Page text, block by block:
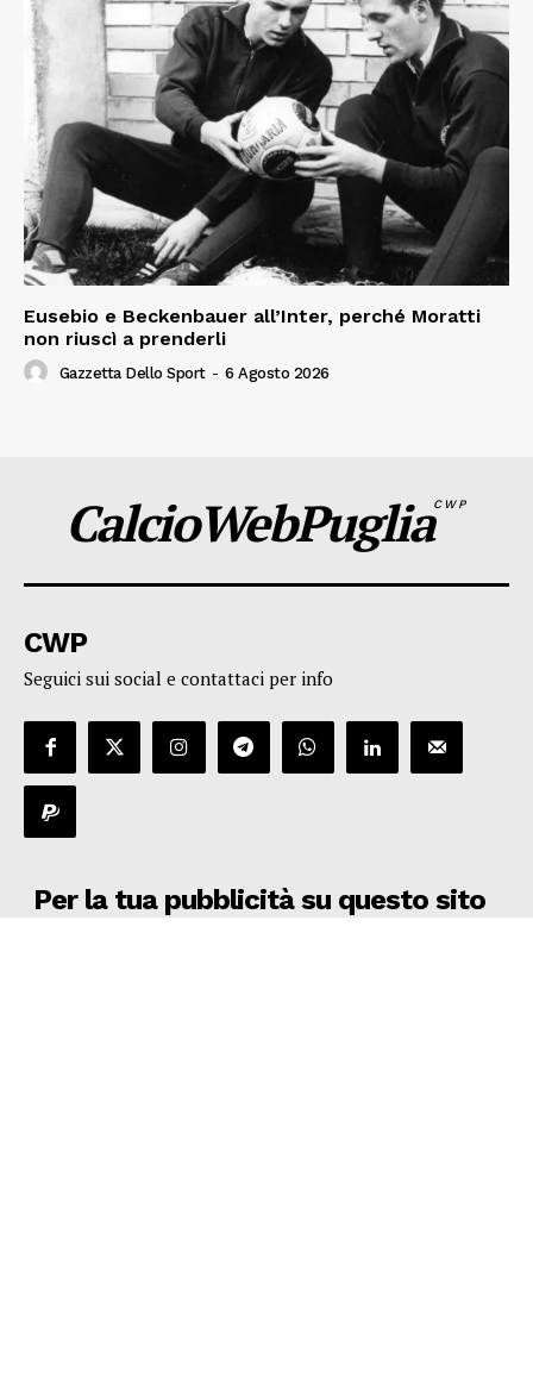
Eusebio e Beckenbauer all’Inter, perché Moratti
non riuscì a prenderli
Gazzetta Dello Sport - 6 Agosto 2026
CalcioWebPugliaCWP
CWP
Seguici sui social e contattaci per info
Per la tua pubblicità su questo sito